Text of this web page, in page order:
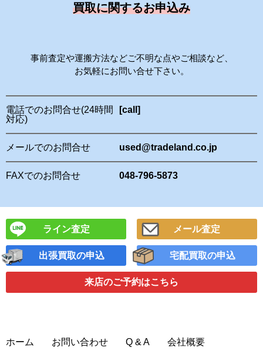
買取に関するお申込み
事前査定や運搬方法などご不明な点やご相談など、
お気軽にお問い合せ下さい。
電話でのお問合せ(24時間
対応)
[call]
メールでのお問合せ used@tradeland.co.jp
FAXでのお問合せ 048-796-5873
ライン査定 メール査定
出張買取の申込 宅配買取の申込
来店のご予約はこちら
ホーム お問い合わせ Q & A 会社概要